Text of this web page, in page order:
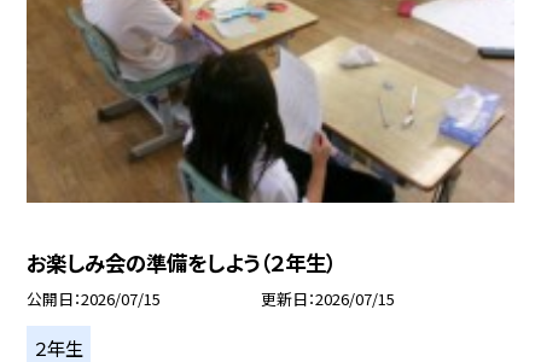
お楽しみ会の準備をしよう（２年生）
公開日 2026/07/15 更新日 2026/07/15
２年生